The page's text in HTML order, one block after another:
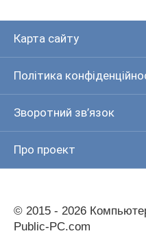
Карта сайту
Політика
Зворотний зв’язок
Про проект
© 2015 - 2026
Public-PC.com